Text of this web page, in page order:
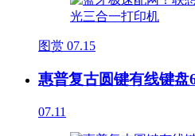
图赏 07.15
惠普复古圆键有线键盘
07.11